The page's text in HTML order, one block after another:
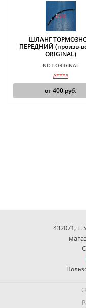
ШЛАНГ
ПЕРЕДНИЙ (произв-
ORIGINAL)
NOT ORIGINAL
A***#
от400 руб.
432071, г.